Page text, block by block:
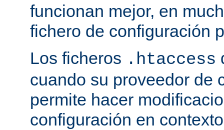
funcionan mejor, en
fichero de configuración
Los ficheros .htaccess
cuando su proveedor de
permite hacer
configuración en